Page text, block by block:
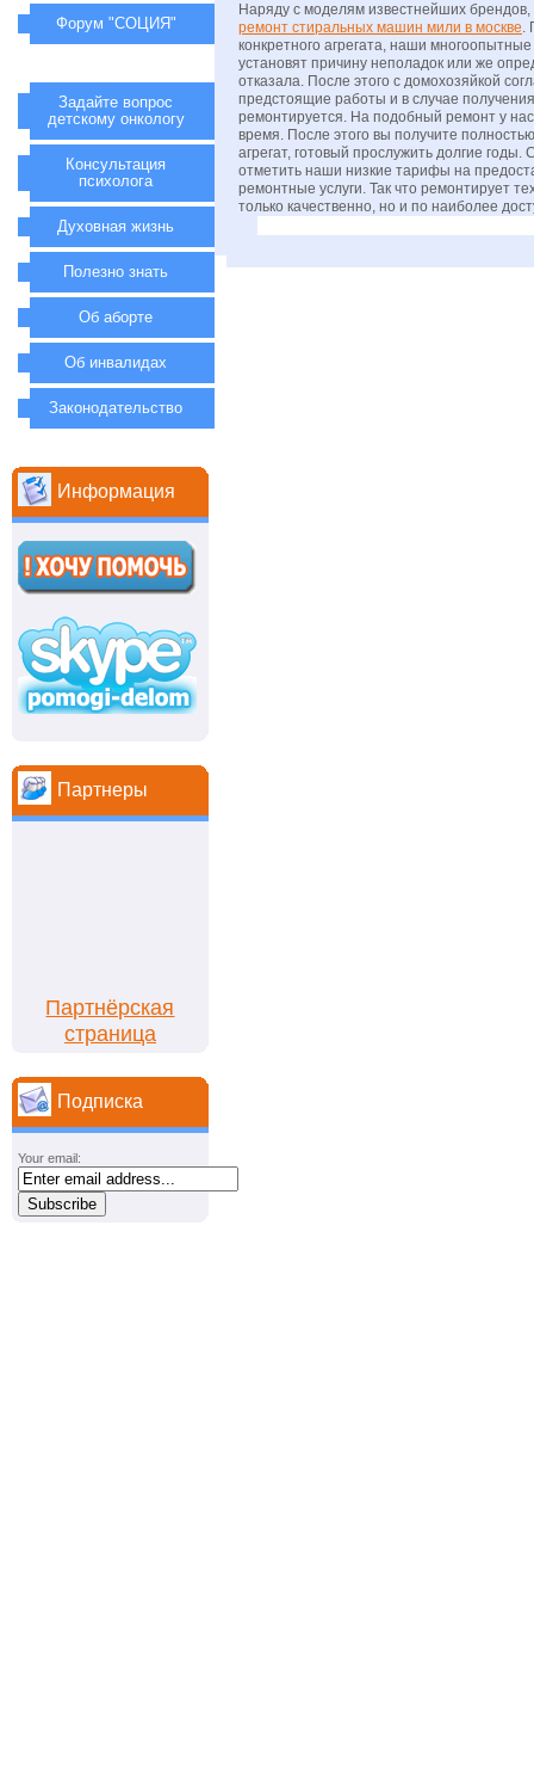
Наряду с моделям известнейших
ремонт стиральных машин мили в москве.
конкретного агрегата, наши
установят причину неполадок или же
отказала. После этого с домохозяйкой
предстоящие работы и в случае
ремонтируется. На подобный ремонт у
время. После этого вы получите
агрегат, готовый прослужить долгие годы.
отметить наши низкие тарифы на
ремонтные услуги. Так что ремонтирует
только качественно, но и по наиболее
Форум "СОЦИЯ"
Задайте вопрос
детскому онкологу
Консультация
психолога
Духовная жизнь
Полезно знать
Об аборте
Об инвалидах
Законодательство
Информация
Партнеры
Партнёрская
страница
Подписка
Your email: